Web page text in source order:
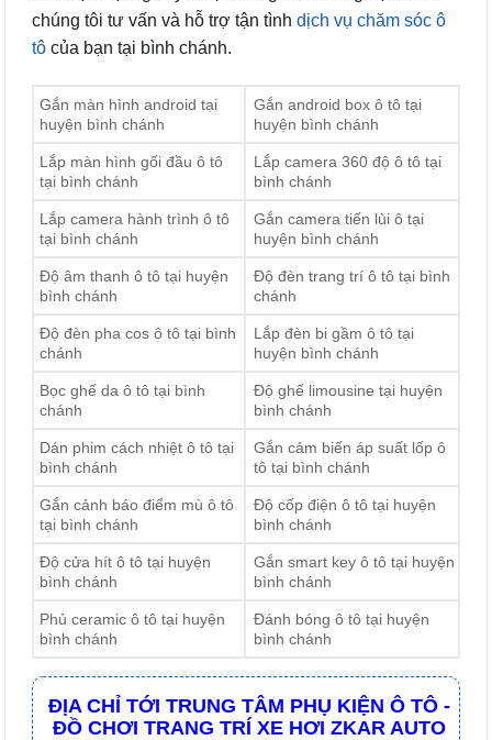
chúng tôi tư vấn và hỗ trợ tận tình dịch vụ chăm sóc ô
tô của bạn tại bình chánh.
Gắn màn hình android tại
huyện bình chánh
Gắn android box ô tô tại
huyện bình chánh
Lắp màn hình gối đầu ô tô
tại bình chánh
Lắp camera 360 độ ô tô tại
bình chánh
Lắp camera hành trình ô tô
tại bình chánh
Gắn camera tiến lùi ô tại
huyện bình chánh
Độ âm thanh ô tô tại huyện
bình chánh
Độ đèn trang trí ô tô tại bình
chánh
Độ đèn pha cos ô tô tại bình
chánh
Lắp đèn bi gầm ô tô tại
huyện bình chánh
Bọc ghế da ô tô tại bình
chánh
Độ ghế limousine tại huyện
bình chánh
Dán phim cách nhiệt ô tô tại
bình chánh
Gắn cảm biến áp suất lốp ô
tô tại bình chánh
Gắn cảnh báo điểm mù ô tô
tại bình chánh
Độ cốp điện ô tô tại huyện
bình chánh
Độ cửa hít ô tô tại huyện
bình chánh
Gắn smart key ô tô tại huyện
bình chánh
Phủ ceramic ô tô tại huyện
bình chánh
Đánh bóng ô tô tại huyện
bình chánh
ĐỊA CHỈ TỚI TRUNG TÂM PHỤ KIỆN Ô TÔ -
ĐỒ CHƠI TRANG TRÍ XE HƠI ZKAR AUTO